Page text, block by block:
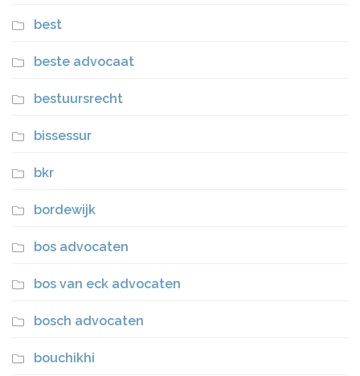
best
beste advocaat
bestuursrecht
bissessur
bkr
bordewijk
bos advocaten
bos van eck advocaten
bosch advocaten
bouchikhi